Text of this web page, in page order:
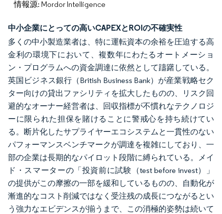
情報源: Mordor Intelligence
中小企業にとっての高いCAPEXとROIの不確実性
多くの中小製造業者は、特に運転資本の余裕を圧迫する高
金利の環境下において、複数年にわたるオートメーショ
ン・プログラムへの資金調達に依然として躊躇している。
英国ビジネス銀行（British Business Bank）が産業戦略セク
ター向けの貸出ファシリティを拡大したものの、リスク回
避的なオーナー経営者は、回収指標が不慣れなテクノロジ
ーに限られた担保を賭けることに警戒心を持ち続けてい
る。断片化したサプライヤーエコシステムと一貫性のない
パフォーマンスベンチマークが調達を複雑にしており、一
部の企業は長期的なパイロット段階に縛られている。メイ
ド・スマーターの「投資前に試験（test before invest）」
の提供がこの摩擦の一部を緩和しているものの、自動化が
漸進的なコスト削減ではなく受注残の成長につながるとい
う強力なエビデンスが揃うまで、この消極的姿勢は続いて